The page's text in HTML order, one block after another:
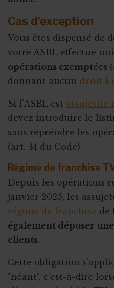
Cas d’exception
Vous êtes dispensé de
votre ASBL effectue
opérations exemptées
donnant aucun droit à
Si l’ASBL est assujettie
devez introduire le
sans reprendre les
(art. 44 du Code).
Régime de franchise
Depuis les opérations
janvier 2025, les
régime de franchise de
également déposer
clients.
Cette obligation
"néant", c’est-à-dire